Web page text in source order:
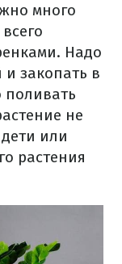
много
Надо
и закопать в
поливать
не
дети или
растения